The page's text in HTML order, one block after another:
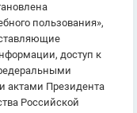
пользования»,
доступ к
актами Президента
Российской